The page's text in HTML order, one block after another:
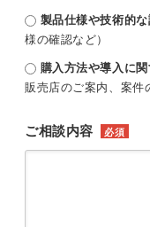
製品仕様や技術的
様の確認など）
購入方法や導入に
販売店のご案内、案件
ご相談内容 必須